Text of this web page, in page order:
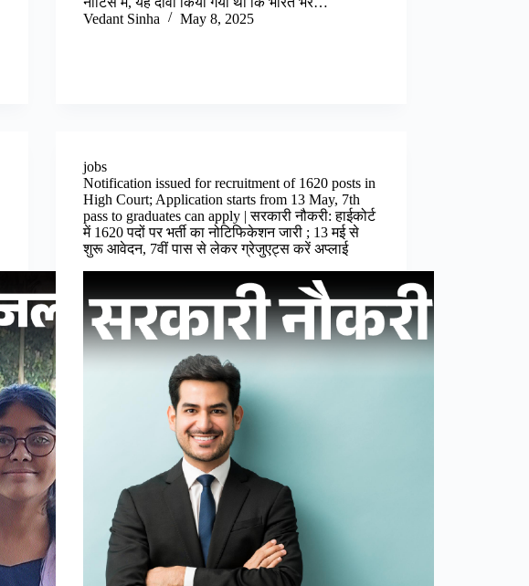
Vedant Sinha
May 8, 2025
jobs
Notification issued for recruitment of 1620 posts in
High Court; Application starts from 13 May, 7th
pass to graduates can apply | सरकारी नौकरी: हाईकोर्ट
में 1620 पदों पर भर्ती का नोटिफिकेशन जारी ; 13 मई से
शुरू आवेदन, 7वीं पास से लेकर ग्रेजुए‌ट्स करें अप्लाई